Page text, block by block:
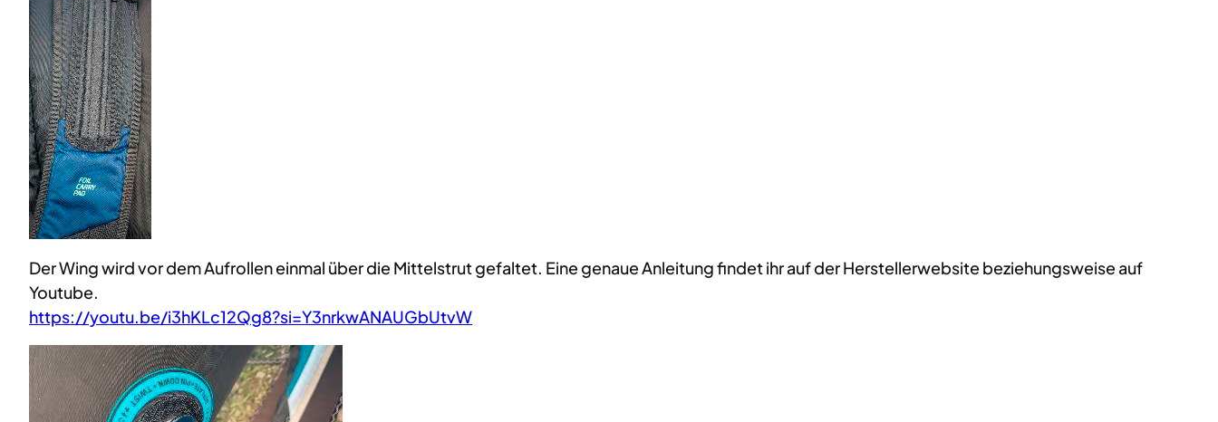
Der Wing wird vor dem Aufrollen einmal über die Mittelstrut gefaltet. Eine genaue Anleitung findet ihr auf der Herstellerwebsite beziehungsweise auf
Youtube.
https://youtu.be/i3hKLc12Qg8?si=Y3nrkwANAUGbUtvW